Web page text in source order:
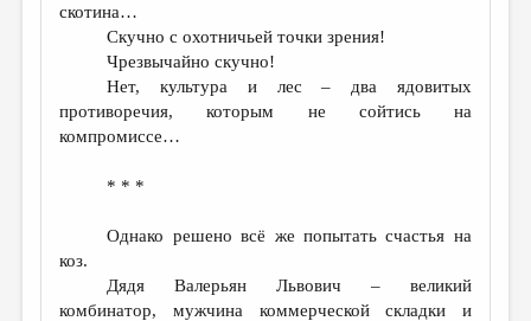
скотина…
Скучно с охотничьей точки зрения!
Чрезвычайно скучно!
Нет, культура и лес – два ядовитых
противоречия, которым не сойтись на
компромиссе…
* * *
Однако решено всё же попытать счастья на
коз.
Дядя Валерьян Львович – великий
комбинатор, мужчина коммерческой складки и